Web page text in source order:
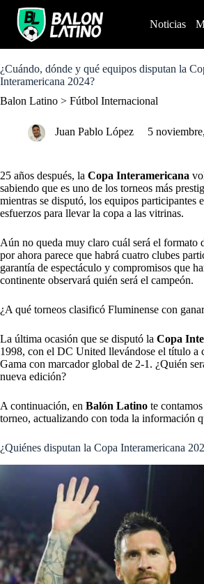
o
c
n
Noticias
¿Cuándo, dónde y qué equipos disputan la
Interamericana 2024?
Balon Latino > Fútbol Internacional
Juan Pablo López 5
25 años después, la Copa Interamericana
sabiendo que es uno de los torneos más
mientras se disputó, los equipos participantes
esfuerzos para llevar la copa a las vitrinas.
Aún no queda muy claro cuál será el formato
por ahora parece que habrá cuatro clubes
garantía de espectáculo y compromisos que
continente observará quién será el campeón.
¿A qué torneos clasificó Fluminense con
La última ocasión que se disputó la Copa
1998, con el DC United llevándose el título a
Gama con marcador global de 2-1. ¿Quién
nueva edición?
A continuación, en Balón Latino te
torneo, actualizando con toda la información
¿Quiénes disputan la Copa Interamericana